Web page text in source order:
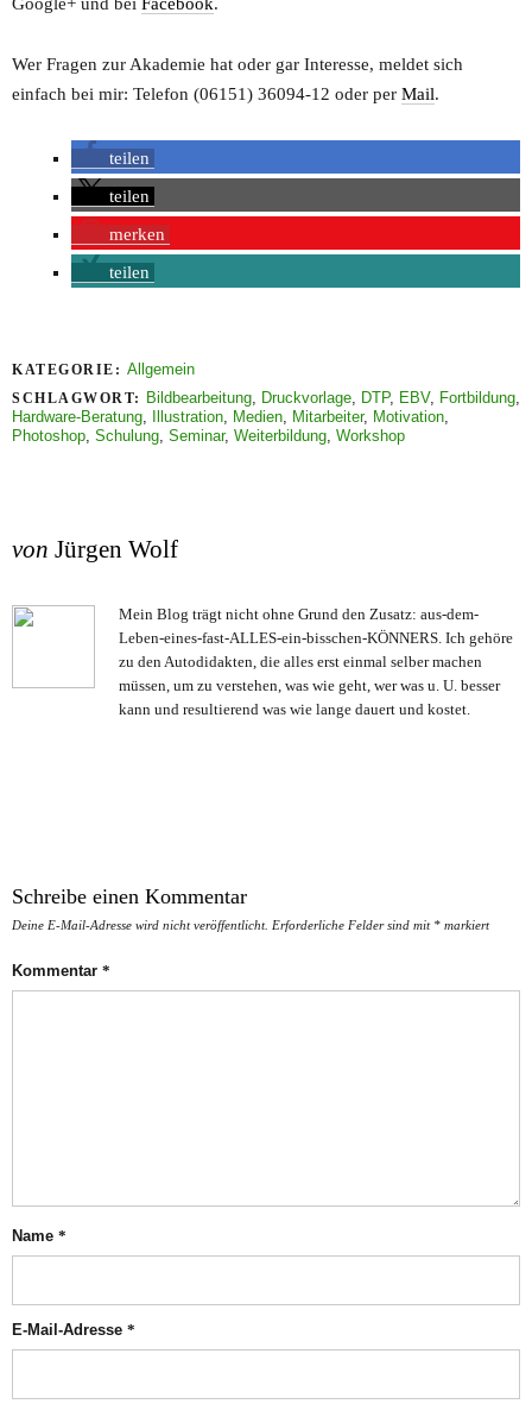
Wer Fragen zur Akademie hat oder gar Interesse, meldet sich
einfach bei mir: Telefon (06151) 36094-12 oder per Mail.
teilen
teilen
merken
teilen
KATEGORIE: Allgemein
SCHLAGWORT: Bildbearbeitung, Druckvorlage, DTP, EBV, Fortbildung,
Hardware-Beratung, Illustration, Medien, Mitarbeiter, Motivation,
Photoshop, Schulung, Seminar, Weiterbildung, Workshop
von Jürgen Wolf
Mein Blog trägt nicht ohne Grund den Zusatz: aus-dem-
Leben-eines-fast-ALLES-ein-bisschen-KÖNNERS. Ich gehöre
zu den Autodidakten, die alles erst einmal selber machen
müssen, um zu verstehen, was wie geht, wer was u. U. besser
kann und resultierend was wie lange dauert und kostet.
Schreibe einen Kommentar
Deine E-Mail-Adresse wird nicht veröffentlicht. Erforderliche Felder sind mit * markiert
Kommentar *
Name *
E-Mail-Adresse *